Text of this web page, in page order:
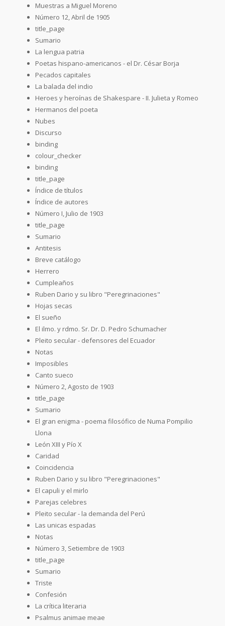
Muestras a Miguel Moreno
Número 12, Abril de 1905
title_page
Sumario
La lengua patria
Poetas hispano-americanos - el Dr. César Borja
Pecados capitales
La balada del indio
Heroes y heroínas de Shakespare - II. Julieta y Romeo
Hermanos del poeta
Nubes
Discurso
binding
colour_checker
binding
title_page
Índice de títulos
Índice de autores
Número I, Julio de 1903
title_page
Sumario
Antitesis
Breve catálogo
Herrero
Cumpleaños
Ruben Dario y su libro "Peregrinaciones"
Hojas secas
El sueño
El ilmo. y rdmo. Sr. Dr. D. Pedro Schumacher
Pleito secular - defensores del Ecuador
Notas
Imposibles
Canto sueco
Número 2, Agosto de 1903
title_page
Sumario
El gran enigma - poema filosófico de Numa Pompilio
Llona
León XIII y Pío X
Caridad
Coincidencia
Ruben Dario y su libro "Peregrinaciones"
El capuli y el mirlo
Parejas celebres
Pleito secular - la demanda del Perú
Las unicas espadas
Notas
Número 3, Setiembre de 1903
title_page
Sumario
Triste
Confesión
La crítica literaria
Psalmus animae meae